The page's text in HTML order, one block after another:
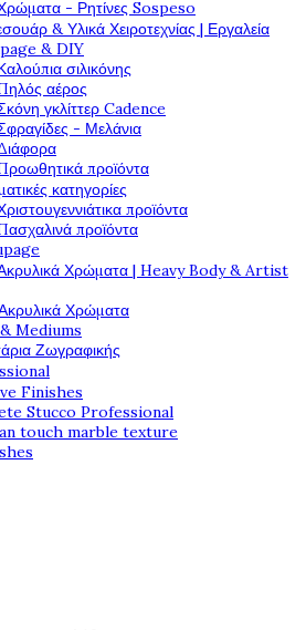
- Ρητίνες Sospeso
& Υλικά Χειροτεχνίας | Εργαλεία
& DIY
σιλικόνης
αέρος
γκλίττερ Cadence
- Μελάνια
προϊόντα
κατηγορίες
προϊόντα
προϊόντα
Ακρυλικά Χρώματα | Heavy Body & Artist
Χρώματα
Mediums
Ζωγραφικής
Finishes
Stucco Professional
touch marble texture